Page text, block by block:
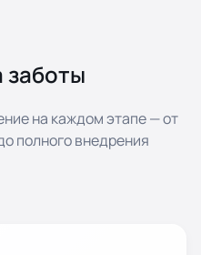
на каждом этапе — от
полного внедрения